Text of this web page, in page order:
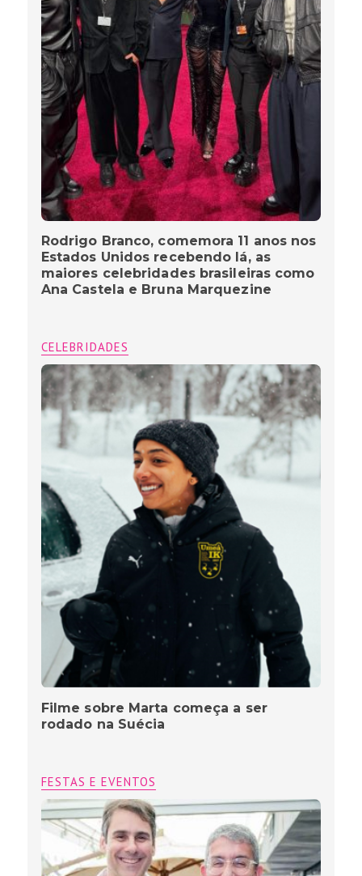
Rodrigo Branco, comemora 11 anos nos
Estados Unidos recebendo lá, as
maiores celebridades brasileiras como
Ana Castela e Bruna Marquezine
CELEBRIDADES
Filme sobre Marta começa a ser
rodado na Suécia
FESTAS E EVENTOS